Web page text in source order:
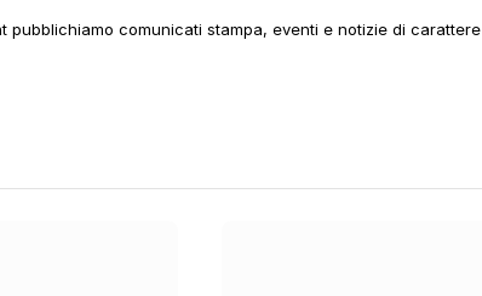
pubblichiamo comunicati stampa, eventi e notizie di carattere